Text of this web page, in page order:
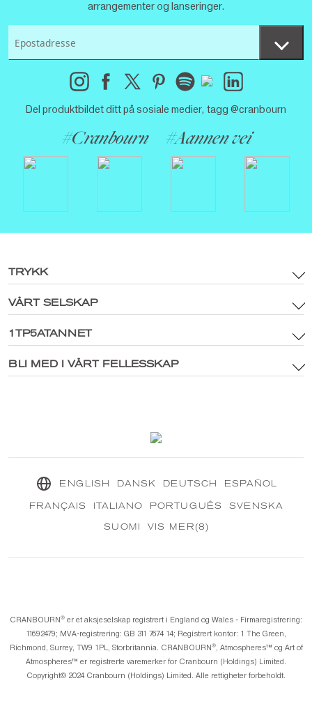
Del produktbildet ditt på sosiale medier, tagg @cranbourn
#Cranbourn #Aannen vei
arrangementer og lanseringer.
TRYKK
Betingelser og vilkår
Merkevareinntekter og retningslinjer for digitale medier
Retningslinjer for informasjonskapsler
VÅRT SELSKAP
Hovedside
Utforsk CRANBOURN®
1TP5ATANNET
Inne i CRANBOURN ®
BLI MED I VÅRT FELLESSKAP
ENGLISH DANSK DEUTSCH ESPAÑOL
FRANÇAIS ITALIANO PORTUGUÊS SVENSKA
SUOMI VIS MER(8)
CRANBOURN®️ er et aksjeselskap registrert i England og Wales - Firmaregistrering:
11692479; MVA-registrering: GB 311 7674 14; Registrert kontor: 1 The Green,
Richmond, Surrey, TW9 1PL, Storbritannia. CRANBOURN®️, Atmospheres™️ og Art of
Atmospheres™️ er registrerte varemerker for Cranbourn (Holdings) Limited.
Copyright©️ 2024 Cranbourn (Holdings) Limited. Alle rettigheter forbeholdt.